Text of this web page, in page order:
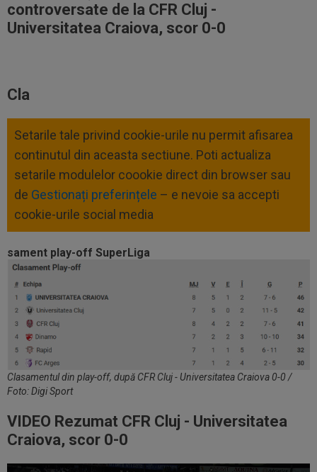
controversate de la CFR Cluj -
Universitatea Craiova, scor 0-0
Cla
Setarile tale privind cookie-urile nu permit afisarea
continutul din aceasta sectiune. Poti actualiza
setarile modulelor coookie direct din browser sau
de Gestionați preferințele – e nevoie sa accepti
cookie-urile social media
sament play-off SuperLiga
Clasamentul din play-off, după CFR Cluj - Universitatea Craiova 0-0 /
Foto: Digi Sport
VIDEO Rezumat CFR Cluj - Universitatea
Craiova, scor 0-0